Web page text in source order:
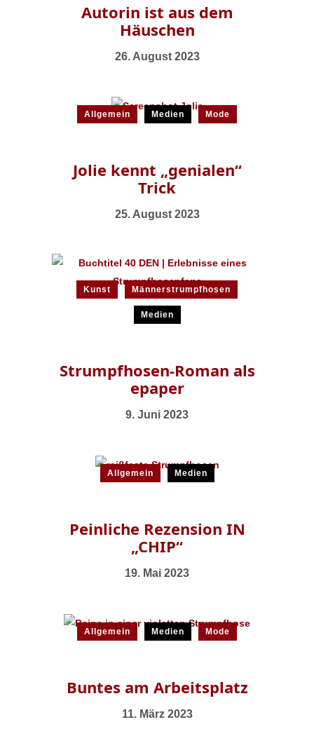
Autorin ist aus dem
Häuschen
26. August 2023
Allgemein Medien Mode
Jolie kennt „genialen“
Trick
25. August 2023
Kunst Männerstrumpfhosen
Medien
Strumpfhosen-Roman als
epaper
9. Juni 2023
Allgemein Medien
Peinliche Rezension IN
„CHIP“
19. Mai 2023
Allgemein Medien Mode
Buntes am Arbeitsplatz
11. März 2023